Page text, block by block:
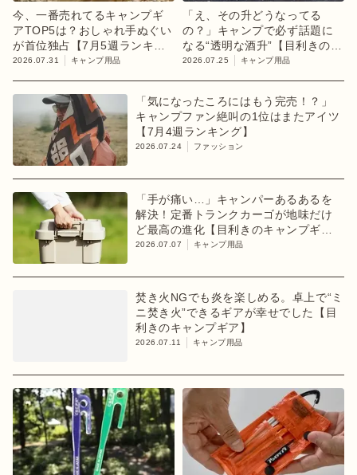
今、一番売れてるキャンプギ
アTOP5は？おしゃれ手ぬぐい
が首位独占【7月5週ランキン
グ】
2026.07.31 キャンプ用品
「え、その升どうなってる
の？」キャンプで必ず話題に
なる“透明な酒升”【目利きのキ
ャンプギア】
2026.07.25 キャンプ用品
「気になったころにはもう完売！？」
キャンプファン絶叫の1位はまたアイツ
【7月4週ランキング】
2026.07.24 ファッション
「手が痛い…」キャンパーあるあるを
解決！定番トランクカーゴが地味だけ
ど最高の進化【目利きのキャンプギ
ア】
2026.07.07 キャンプ用品
焚き火NGでも炎を楽しめる。卓上で“ミ
ニ焚き火”できるギアが幸せでした【目
利きのキャンプギア】
2026.07.11 キャンプ用品